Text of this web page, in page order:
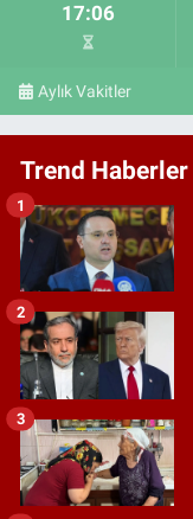
17:06
Aylık Vakitler
Trend Haberler
1
2
3